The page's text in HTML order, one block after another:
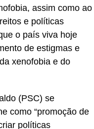
assim como ao
e políticas
o país viva hoje
de estigmas e
xenofobia e do
(PSC) se
como “promoção de
políticas